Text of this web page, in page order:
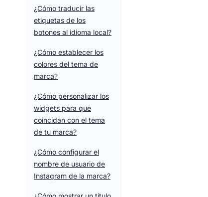
¿Cómo traducir las
etiquetas de los
botones al idioma local?
¿Cómo establecer los
colores del tema de
marca?
¿Cómo personalizar los
widgets para que
coincidan con el tema
de tu marca?
¿Cómo configurar el
nombre de usuario de
Instagram de la marca?